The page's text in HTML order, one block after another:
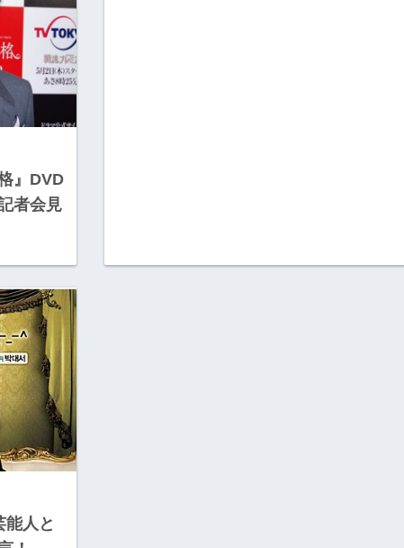
』DVD
者会見
能人と